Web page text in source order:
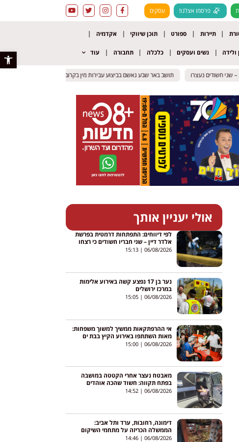
פתח
פרסמו אצלנו! עסקים
תיירות ספורט תוכן שיווקי אקדמיה
ולידה נשים ועסקים כלכלה תחבורה עוד
חשודים נעצרו
חשודים נעצרו תושב באר שבע נאשם בביצוע עבירות מין בקרובת משפחתו בת ה – 10
תושב באר שבע נאשם בביצוע עבירות מין בקרובת משפחתו בת ה – 10
אולי יעניין אותך
לפי דיווחים: התפתחות דרמטית בפרשת
אלדר דיין – שני חבריו חשודים כי רצחו
אותו והסתירו את גופתו
06/08/2026
15:13
נער בן 17 נפצע קשה באירוע אלימות
במרכז ירושלים
06/08/2026
15:05
אי ההרפתקאות ממשיך למשוך משפחות:
מאות השתתפו באירוע הקיץ בבת ים
06/08/2026
15:00
מאבטח נעצר אחרי הקטטה במושבה
בפתח תקווה: חשוד שהכה אוהדים
במוט, מעצרו הוארך
06/08/2026
14:52
דימונה, רחובות, ערד ותל אביב:
הממשלה הכריזה על מתחמי השיקום
הראשונים לאחר פגיעות הטילים
06/08/2026
14:46